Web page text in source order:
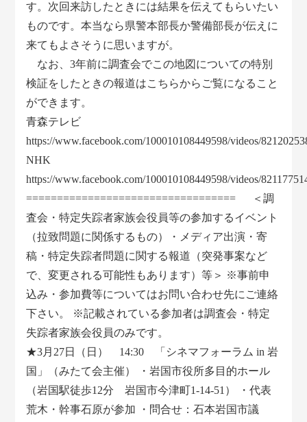
す。次回来訪したときには結果を伝えてもらいたい
ものです。本当なら県警本部長か警備部長が伝えに
来てもよさそうに思いますが。
なお、3年前に調査会でこの地図についての特別
検証をしたときの報道はこちらからご覧になること
ができます。
青森テレビ
https://www.facebook.com/100010108449598/videos/
NHK
https://www.facebook.com/100010108449598/videos/
================================== ＜調
査会・特定失踪者家族会役員等の参加するイベント
（拉致問題に関係するもの）・メディア出演・寄
稿・特定失踪者問題に関する報道（突発事案など
で、変更される可能性もあります）等＞ ※事前申
込み・参加費等についてはお問い合わせ先にご連絡
下さい。 ※記載されている参加者は調査会・特定
失踪者家族会役員のみです。
★3月27日（日） 14:30 「シネマフォーラム in 岩
国」（みたて会主催） ・岩国市役所多目的ホール
（岩国駅徒歩12分 岩国市今津町1-14-51） ・代表
荒木・幹事石原が参加 ・問合せ：石本岩国市議